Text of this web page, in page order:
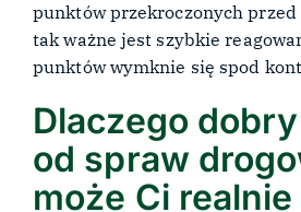
punktów przekroczonych przed
tak ważne jest szybkie
punktów wymknie się spod
Dlaczego
od spraw
może Ci